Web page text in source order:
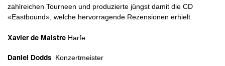
zahlreichen Tourneen und produzierte jüngst damit die CD
«Eastbound», welche hervorragende Rezensionen erhielt.
Xavier de Maistre Harfe
Daniel Dodds Konzertmeister